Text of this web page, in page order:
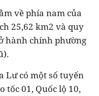
về phía nam của
25,62 km2 và quy
hành chính phường
Lư có một số tuyến
tốc 01, Quốc lộ 10,